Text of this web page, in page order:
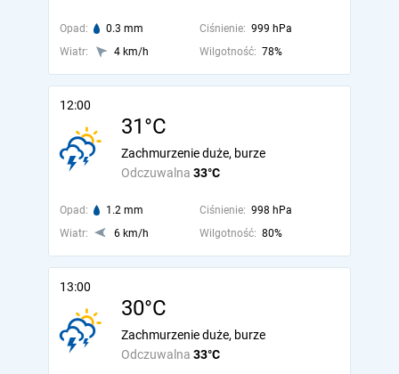
Opad: 0.3 mm Ciśnienie: 999 hPa
Wiatr:
4 km/h Wilgotność: 78%
12:00
31°C
Odczuwalna 33°C
Zachmurzenie duże, burze
Opad: 1.2 mm Ciśnienie: 998 hPa
Wiatr:
6 km/h Wilgotność: 80%
13:00
30°C
Odczuwalna 33°C
Zachmurzenie duże, burze